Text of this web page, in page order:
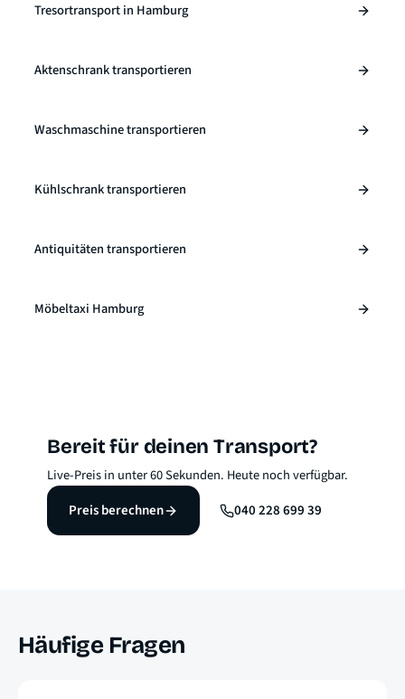
Tresortransport in Hamburg
Aktenschrank transportieren
Waschmaschine transportieren
Kühlschrank transportieren
Antiquitäten transportieren
Möbeltaxi Hamburg
Bereit für deinen Transport?
Live-Preis in unter 60 Sekunden. Heute noch verfügbar.
Preis berechnen
040 228 699 39
Häufige Fragen